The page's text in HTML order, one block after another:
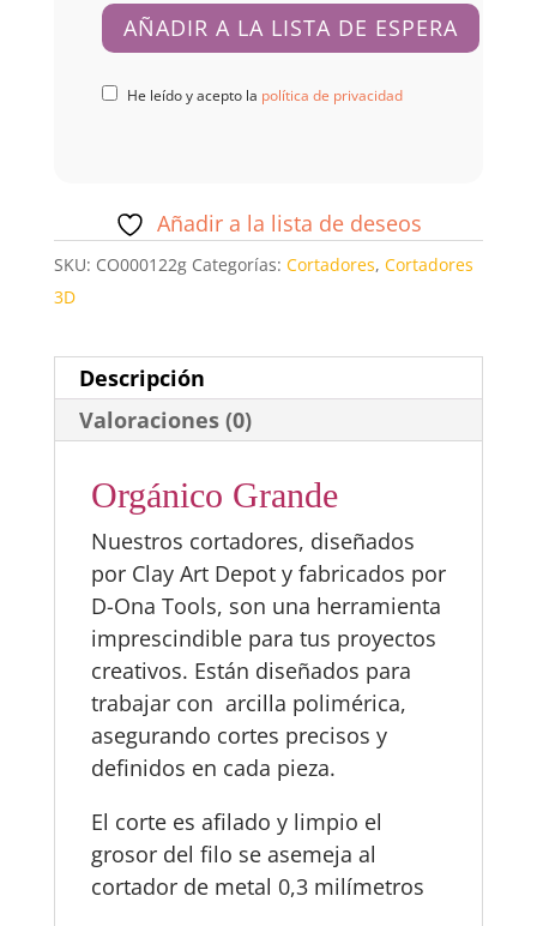
He leído y acepto la política de privacidad
Añadir a la lista de deseos
SKU: CO000122g Categorías: Cortadores, Cortadores
3D
Descripción
Valoraciones (0)
Orgánico Grande
Nuestros cortadores, diseñados
por Clay Art Depot y fabricados por
D-Ona Tools, son una herramienta
imprescindible para tus proyectos
creativos. Están diseñados para
trabajar con arcilla polimérica,
asegurando cortes precisos y
definidos en cada pieza.
El corte es afilado y limpio el
grosor del filo se asemeja al
cortador de metal 0,3 milímetros